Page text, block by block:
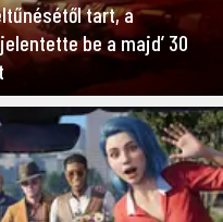
tart, a
be a majd’ 30